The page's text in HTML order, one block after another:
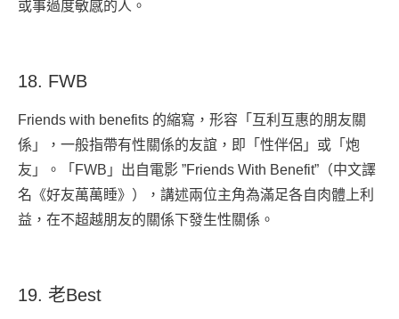
或事過度敏感的人。
18. FWB
Friends with benefits 的縮寫，形容「互利互惠的朋友關
係」，一般指帶有性關係的友誼，即「性伴侶」或「炮
友」。「FWB」出自電影 ”Friends With Benefit”（中文譯
名《好友萬萬睡》），講述兩位主角為滿足各自肉體上利
益，在不超越朋友的關係下發生性關係。
19. 老Best